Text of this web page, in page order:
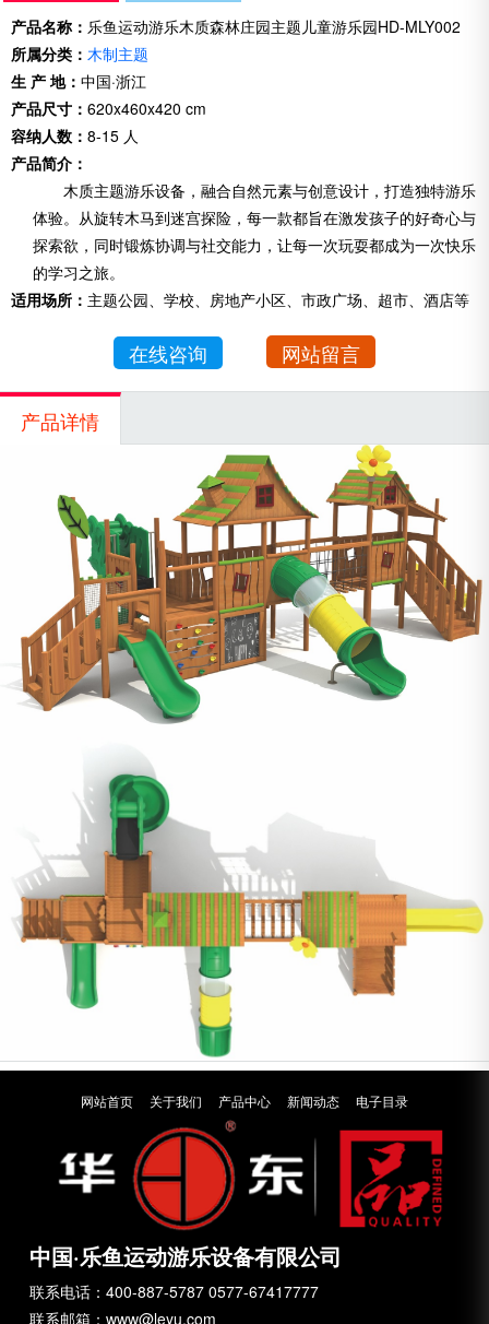
产品名称： 乐鱼运动游乐木质森林庄园主题儿童游乐园HD-MLY002
所属分类： 木制主题
生 产 地： 中国·浙江
产品尺寸： 620x460x420 cm
容纳人数： 8-15 人
产品简介：
木质主题游乐设备，融合自然元素与创意设计，打造独特游乐
体验。从旋转木马到迷宫探险，每一款都旨在激发孩子的好奇心与
探索欲，同时锻炼协调与社交能力，让每一次玩耍都成为一次快乐
的学习之旅。
适用场所： 主题公园、学校、房地产小区、市政广场、超市、酒店等
在线咨询 网站留言
产品详情
网站首页 关于我们 产品中心 新闻动态 电子目录
中国·乐鱼运动游乐设备有限公司
联系电话：400-887-5787 0577-67417777
联系邮箱：www@leyu.com